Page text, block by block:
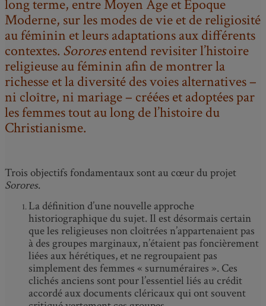
long terme, entre Moyen Âge et Époque
Moderne, sur les modes de vie et de religiosité
au féminin et leurs adaptations aux différents
contextes. Sororesentend revisiter l’histoire
religieuse au féminin afin de montrer la
richesse et la diversité des voies alternatives –
ni cloître, ni mariage – créées et adoptées par
les femmes tout au long de l’histoire du
Christianisme.
Trois objectifs fondamentaux sont au cœur du projet
Sorores.
La définition d’une nouvelle approche
historiographique du sujet. Il est désormais certain
que les religieuses non cloîtrées n’appartenaient pas
à des groupes marginaux, n’étaient pas foncièrement
liées aux hérétiques, et ne regroupaient pas
simplement des femmes « surnuméraires ». Ces
clichés anciens sont pour l’essentiel liés au crédit
accordé aux documents cléricaux qui ont souvent